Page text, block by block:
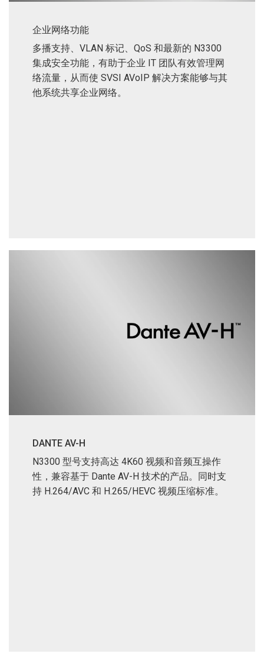
企业网络功能
多播支持、VLAN 标记、QoS 和最新的 N3300
集成安全功能，有助于企业 IT 团队有效管理网
络流量，从而使 SVSI AVoIP 解决方案能够与其
他系统共享企业网络。
DANTE AV-H
N3300 型号支持高达 4K60 视频和音频互操作
性，兼容基于 Dante AV-H 技术的产品。同时支
持 H.264/AVC 和 H.265/HEVC 视频压缩标准。